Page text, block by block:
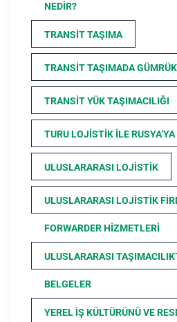
NEDIR?
TRANSIT TAŞIMA
TRANSIT TAŞIMADA
TRANSIT YÜK TAŞIMACILIĞI
TURU LOJISTIK ILE
ULUSLARARASI LOJISTIK
ULUSLARARASI LOJISTIK
FORWARDER HIZMETLERI
ULUSLARARASI
BELGELER
YEREL İŞ KÜLTÜRÜNÜ VE